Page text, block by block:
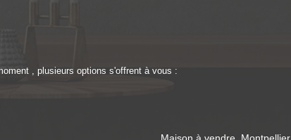
, plusieurs options s'offrent à vous :